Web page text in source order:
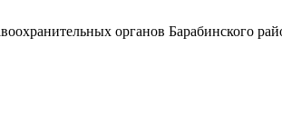
органов Барабинского